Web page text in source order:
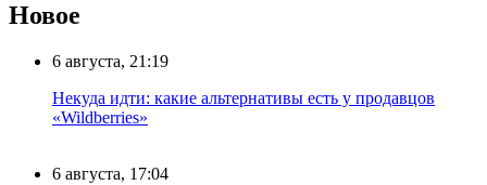
Новое
6 августа, 21:19
Некуда идти: какие альтернативы есть у продавцов
«Wildberries»
6 августа, 17:04